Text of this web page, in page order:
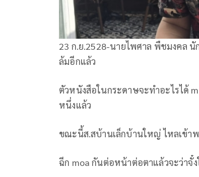
23 ก.ย.2528-นายไพศาล พืชมงคล
ล้มอีกแล้ว
ตัวหนังสือในกระดาษจะทำอะไรได้
หนึ่งแล้ว
ขณะนี้ส.สบ้านเล็กบ้านใหญ่ ไหลเข้า
ฉีก moa กันต่อหน้าต่อตาแล้วจะว่าจั๋ง